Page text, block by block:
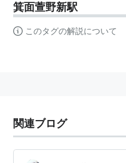
箕面萱野新駅
このタグの解説について
関連ブログ